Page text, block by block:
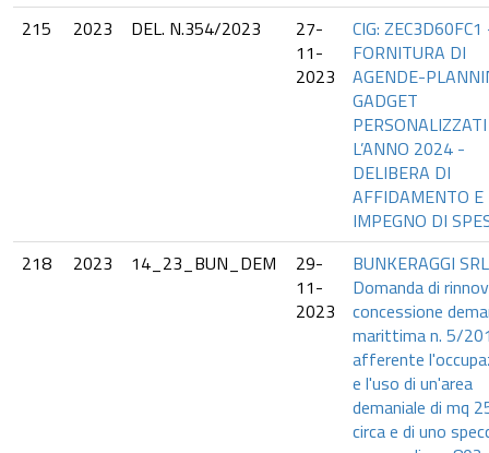
215
2023 DEL. N.354/2023
27-
11-
2023
CIG:
FORNITURA DI
AGENDE-
GADGET
L’ANNO 2024 -
DELIBERA DI
AFFIDAMENTO E
IMPEGNO DI
218
2023 14_23_BUN_DEM
29-
11-
2023
BUNKERAGGI
Domanda di
concessione
marittima n. 5/
afferente
e l'uso di un'area
demaniale di mq
circa e di uno